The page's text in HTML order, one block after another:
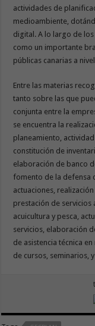
actividades de
medioambiente,
digital. A lo largo de
como un importante
públicas canarias a
Entre las materias
tanto sobre las que
conjunta entre la
se encuentra la
planeamiento,
constitución de
elaboración de banco
fomento de la defensa
actuaciones,
prestación de
acuicultura y pesca,
servicios, elaboración
de asistencia técnica
de cursos, seminarios,